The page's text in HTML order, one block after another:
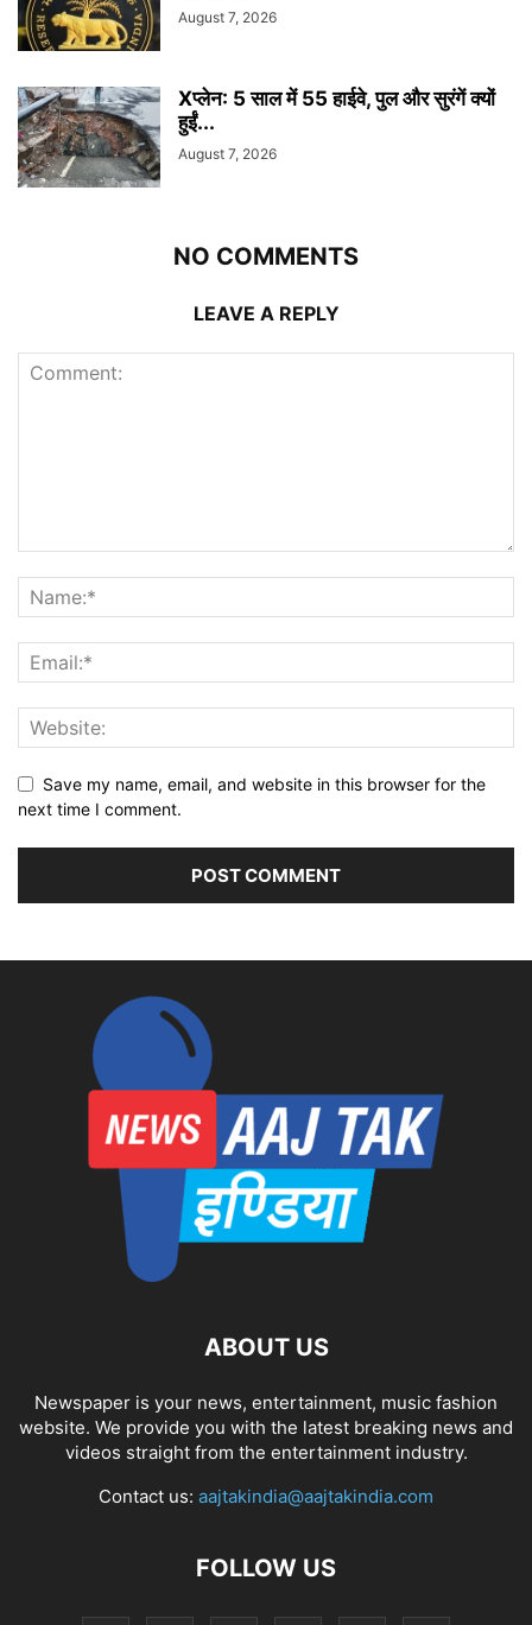
August 7, 2026
Xप्लेन: 5 साल में 55 हाईवे, पुल और सुरंगें क्यों
हुईं...
August 7, 2026
NO COMMENTS
LEAVE A REPLY
Save my name, email, and website in this browser for the
next time I comment.
ABOUT US
Newspaper is your news, entertainment, music fashion
website. We provide you with the latest breaking news and
videos straight from the entertainment industry.
Contact us: aajtakindia@aajtakindia.com
FOLLOW US